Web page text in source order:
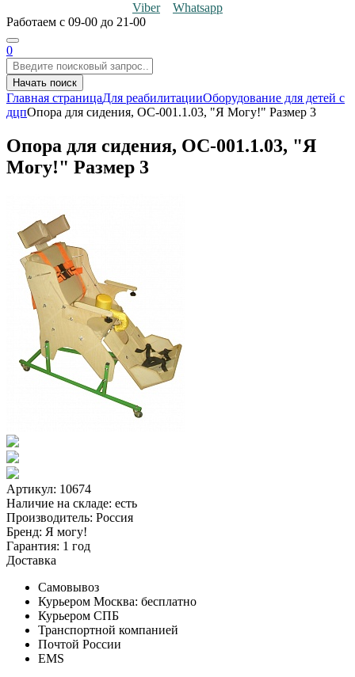
Viber
Whatsapp
Работаем с 09-00 до 21-00
0
Начать поиск
Главная страницаДля реабилитацииОборудование для детей с
дцпОпора для сидения, ОС-001.1.03, "Я Могу!" Размер 3
Опора для сидения, ОС-001.1.03, "Я
Могу!" Размер 3
Артикул: 10674
Наличие на складе: есть
Производитель: Россия
Бренд: Я могу!
Гарантия: 1 год
Доставка
Самовывоз
Курьером Москва: бесплатно
Курьером СПБ
Транспортной компанией
Почтой России
EMS